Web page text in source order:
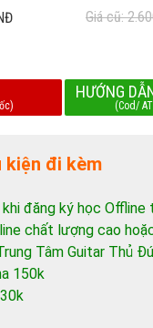
Giá cũ:
HƯỚNG
(Cod/
kiện đi kèm
khi đăng ký học
chất lượng cao
Tâm Guitar Thủ
150k